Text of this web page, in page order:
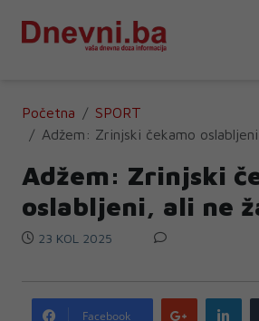
Početna
SPORT
Adžem: Zrinjski čekamo
Adžem: Zrinjski
oslabljeni, ali ne
23 KOL 2025
Facebook
Google